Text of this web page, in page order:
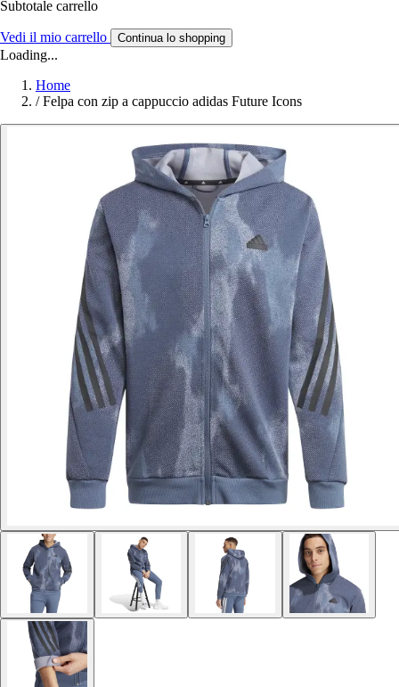
Subtotale carrello
Vedi il mio carrello Continua lo shopping
Loading...
Home
/ Felpa con zip a cappuccio adidas Future Icons